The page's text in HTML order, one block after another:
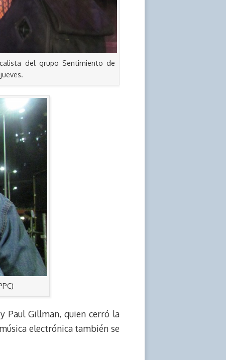
del grupo Sentimiento de
Paul Gillman, quien cerró la
electrónica también se